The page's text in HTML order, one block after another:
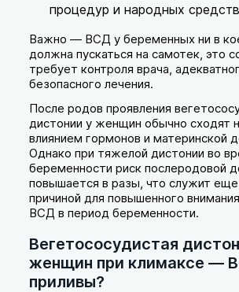
процедур и народных
Важно — ВСД у беременных ни в
должна пускаться на самотек, это
требует контроля врача,
безопасного лечения.
После родов проявления
дистонии у женщин обычно сходят
влиянием гормонов и материнской
Однако при тяжелой дистонии во
беременности риск послеродовой
повышается в разы, что служит
причиной для повышенного
ВСД в период беременности.
Вегетососудистая
женщин при климаксе —
приливы?